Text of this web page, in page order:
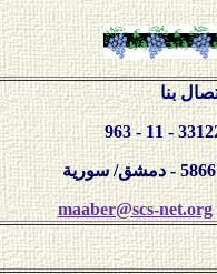
maaber@scs-net.org